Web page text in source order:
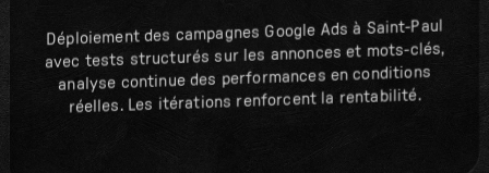
Déploiement des campagnes Google Ads à Saint-Paul
avec tests structurés sur les annonces et mots-clés,
analyse continue des performances en conditions
réelles. Les itérations renforcent la rentabilité.